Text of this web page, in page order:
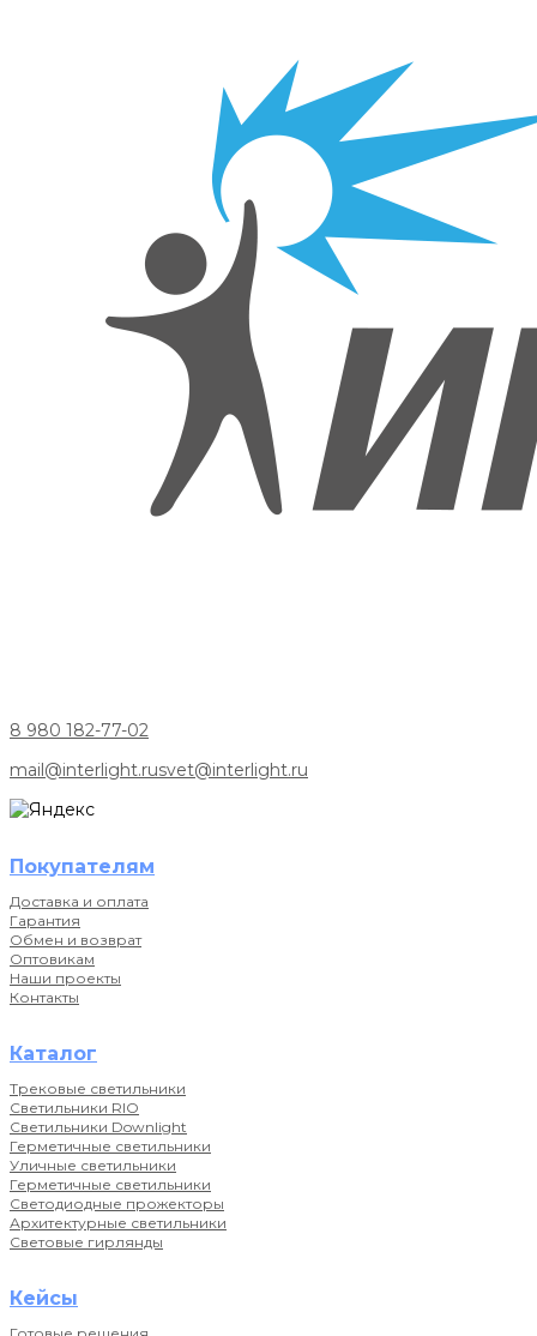
8 980 182-77-02
mail@interlight.rusvet@interlight.ru
Покупателям
Доставка и оплата
Гарантия
Обмен и возврат
Оптовикам
Наши проекты
Контакты
Каталог
Трековые светильники
Светильники RIO
Светильники Downlight
Герметичные светильники
Уличные светильники
Герметичные светильники
Светодиодные прожекторы
Архитектурные светильники
Световые гирлянды
Кейсы